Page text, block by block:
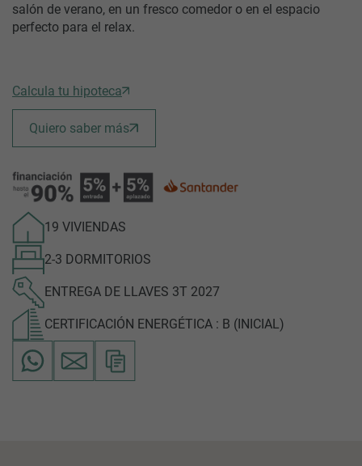
19 VIVIENDAS
2-3 DORMITORIOS
ENTREGA DE LLAVES 3T 2027
CERTIFICACIÓN ENERGÉTICA : B (INICIAL)
salón de verano, en un fresco comedor o en el espacio
perfecto para el relax.
Calcula tu hipoteca
Quiero saber más